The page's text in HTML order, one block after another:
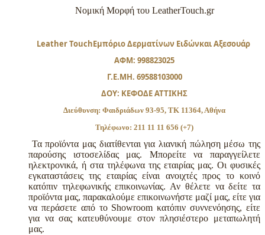
Νομική Μορφή του LeatherTouch.gr
Leather TouchΕμπόριο Δερματίνων Ειδώνκαι Αξεσουάρ
ΑΦΜ: 998823025
Γ.Ε.ΜΗ. 69588103000
ΔΟΥ: ΚΕΦΟΔΕ ΑΤΤΙΚΗΣ
Διεύθυνση: Φαιδριάδων 93-95, ΤΚ 11364, Αθήνα
Τηλέφωνο: 211 11 11 656 (+7)
Τα προϊόντα μας διατίθενται για λιανική πώληση μέσω της
παρούσης ιστοσελίδας μας. Μπορείτε να παραγγείλετε
ηλεκτρονικά, ή στα τηλέφωνα της εταιρίας μας. Οι φυσικές
εγκαταστάσεις της εταιρίας είναι ανοιχτές προς το κοινό
κατόπιν τηλεφωνικής επικοινωνίας. Αν θέλετε να δείτε τα
προϊόντα μας, παρακαλούμε επικοινωνήστε μαζί μας, είτε για
να περάσετε από το Showroom κατόπιν συννενόησης, είτε
για να σας κατευθύνουμε στον πλησιέστερο μεταπωλητή
μας.